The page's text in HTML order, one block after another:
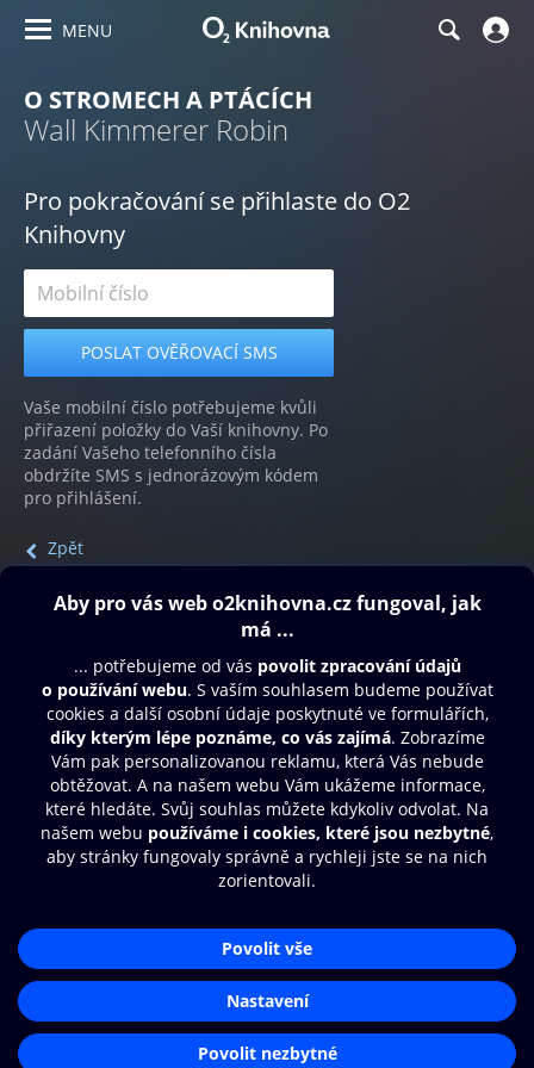
MENU
O STROMECH A PTÁCÍCH
Wall Kimmerer Robin
Pro pokračování se přihlaste do O2
Knihovny
Vaše mobilní číslo potřebujeme kvůli
přiřazení položky do Vaší knihovny. Po
zadání Vašeho telefonního čísla
obdržíte SMS s jednorázovým kódem
pro přihlášení.
Zpět
Obsah ke stažení
Moje O2 Knihovna
Další zábava
© O2 Czech Republic a.s.
Přístupnost
Zásady zpracování osobních údajů
Nastavení cookies
Aplikace O2 Knihovna
Čti a poslouchej své e-knihy a
audioknihy rychleji a pohodlněji.